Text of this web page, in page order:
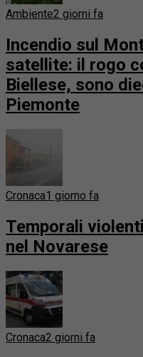
Ambiente2 giorni fa
Incendio sul
satellite: il rogo
Biellese, sono
Piemonte
Cronaca1 giorno fa
Temporali
nel Novarese
Cronaca2 giorni fa